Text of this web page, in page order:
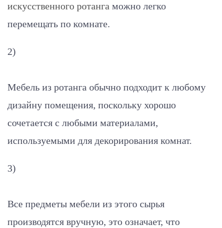
искусственного ротанга можно легко
перемещать по комнате.
2)
Мебель из ротанга обычно подходит к любому
дизайну помещения, поскольку хорошо
сочетается с любыми материалами,
используемыми для декорирования комнат.
3)
Все предметы мебели из этого сырья
производятся вручную, это означает, что